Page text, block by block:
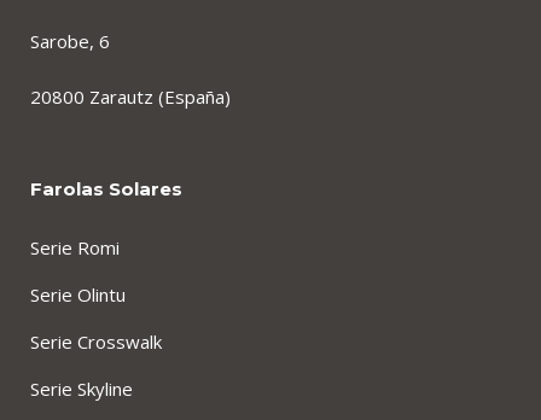
Sarobe, 6
20800 Zarautz (España)
Farolas Solares
Serie Romi
Serie Olintu
Serie Crosswalk
Serie Skyline